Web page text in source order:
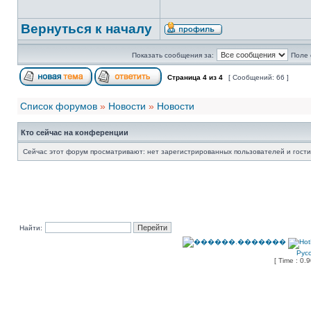
Вернуться к началу
Показать сообщения за: Поле
Страница 4 из 4 [ Сообщений: 66 ]
Список форумов » Новости » Новости
Кто сейчас на конференции
Сейчас этот форум просматривают: нет зарегистрированных пользователей и
Найти:
[ Time :